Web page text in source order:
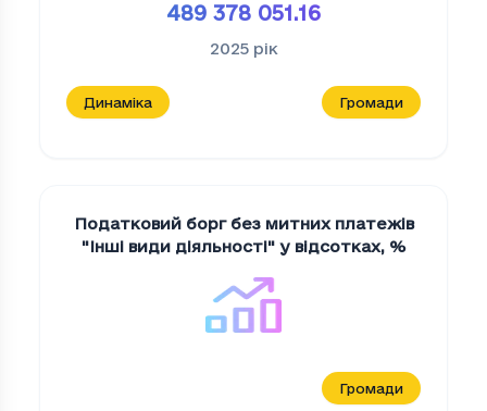
489 378 051.16
2025 рік
Динаміка Громади
Податковий борг без митних платежів
"Iншi види дiяльностi" у відсотках, %
Громади